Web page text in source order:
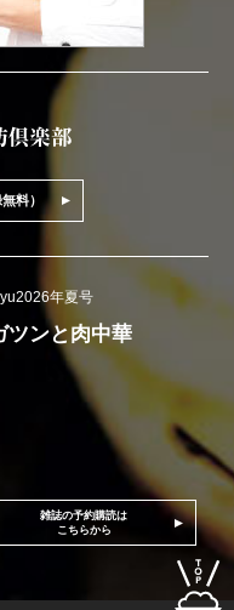
料）
年夏号
ツンと肉中華
雑誌の予約購読は
こちらから